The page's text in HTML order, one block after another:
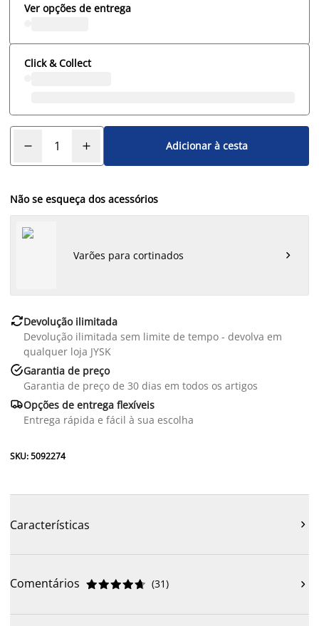
Ver opções de entrega
Click & Collect
Adicionar à cesta
Não se esqueça dos acessórios
Varões para cortinados 
Devolução ilimitada
Devolução ilimitada sem limite de tempo - devolva em
qualquer loja JYSK
Garantia de preço
Garantia de preço de 30 dias em todos os artigos
Opções de entrega flexíveis
Entrega rápida e fácil à sua escolha
SKU: 5092274
Características 
Comentários 




 (31) 